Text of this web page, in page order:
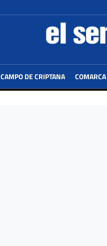
CAMPO DE CRIPTANA COMARCA